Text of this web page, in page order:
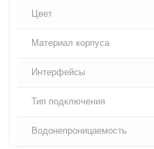
Цвет
Материал корпуса
Интерфейсы
Тип подключения
Водонепроницаемость